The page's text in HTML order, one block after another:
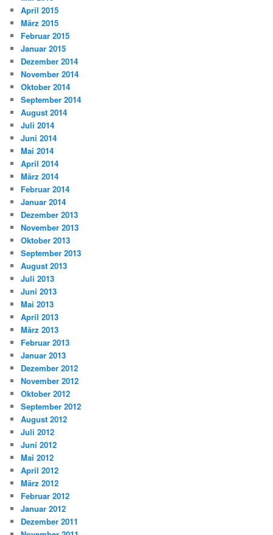
April 2015
März 2015
Februar 2015
Januar 2015
Dezember 2014
November 2014
Oktober 2014
September 2014
August 2014
Juli 2014
Juni 2014
Mai 2014
April 2014
März 2014
Februar 2014
Januar 2014
Dezember 2013
November 2013
Oktober 2013
September 2013
August 2013
Juli 2013
Juni 2013
Mai 2013
April 2013
März 2013
Februar 2013
Januar 2013
Dezember 2012
November 2012
Oktober 2012
September 2012
August 2012
Juli 2012
Juni 2012
Mai 2012
April 2012
März 2012
Februar 2012
Januar 2012
Dezember 2011